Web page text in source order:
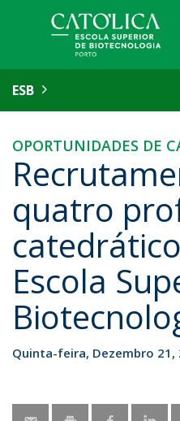
ESB
OPORTUNIDADES DE
quatro
Escola
Quinta-feira, Dezembro 21,